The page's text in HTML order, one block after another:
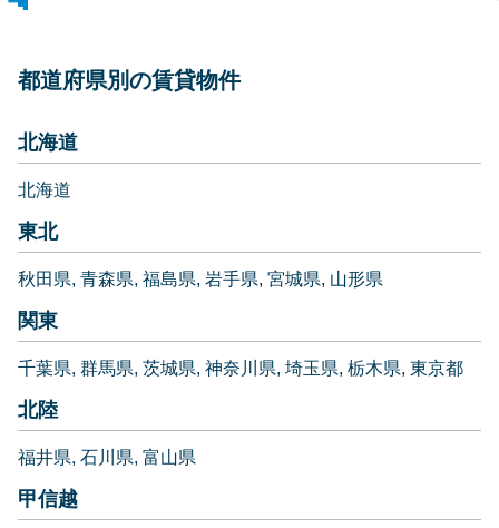
都道府県別の賃貸物件
北海道
北海道
東北
秋田県 青森県 福島県 岩手県 宮城県 山形県
関東
千葉県 群馬県 茨城県 神奈川県 埼玉県 栃木県 東京都
北陸
福井県 石川県 富山県
甲信越